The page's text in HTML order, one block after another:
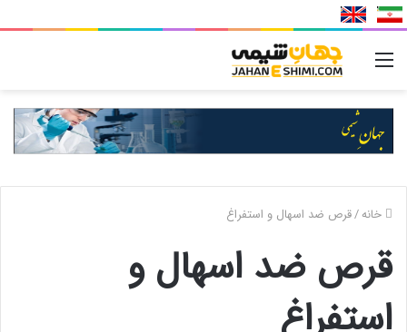
خانه/قرص ضد اسهال و استفراغ
قرص ضد اسهال و
استفراغ